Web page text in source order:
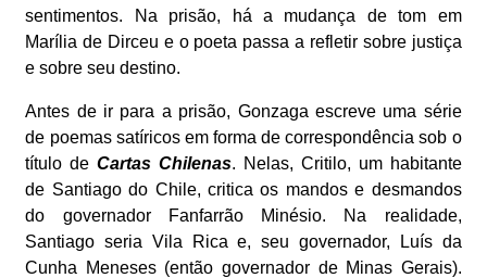
sentimentos. Na prisão, há a mudança de tom em
Marília de Dirceu e o poeta passa a refletir sobre justiça
e sobre seu destino.
Antes de ir para a prisão, Gonzaga escreve uma série
de poemas satíricos em forma de correspondência sob o
título deCartas Chilenas. Nelas, Critilo, um habitante
de Santiago do Chile, critica os mandos e desmandos
do governador Fanfarrão Minésio. Na realidade,
Santiago seria Vila Rica e, seu governador, Luís da
Cunha Meneses (então governador de Minas Gerais).